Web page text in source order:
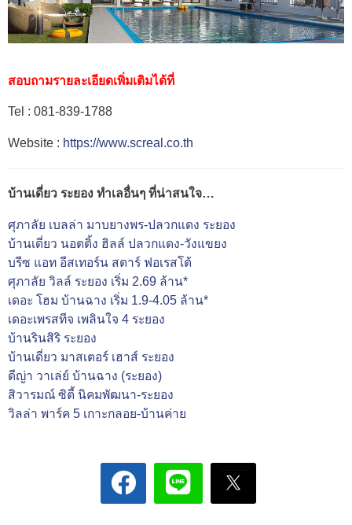
สอบถามรายละเอียดเพิ่มเติมได้ที่
Tel : 081-839-1788
Website : https://www.screal.co.th
บ้านเดี่ยว ระยอง ทำเลอื่นๆ ที่น่าสนใจ…
ศุภาลัย เบลล่า มาบยางพร-ปลวกแดง ระยอง
บ้านเดี่ยว นอตติ้ง ฮิลล์ ปลวกแดง-วังแขยง
บรีซ แอท อีสเทอร์น สตาร์ ฟอเรสโต้
ศุภาลัย วิลล์ ระยอง เริ่ม 2.69 ล้าน*
เดอะ โฮม บ้านฉาง เริ่ม 1.9-4.05 ล้าน*
เดอะเพรสทีจ เพลินใจ 4 ระยอง
บ้านรินสิริ ระยอง
บ้านเดี่ยว มาสเตอร์ เฮาส์ ระยอง
ดีญ่า วาเล่ย์ บ้านฉาง (ระยอง)
สิวารมณ์ ซิตี้ นิคมพัฒนา-ระยอง
วิลล่า พาร์ค 5 เกาะกลอย-บ้านค่าย